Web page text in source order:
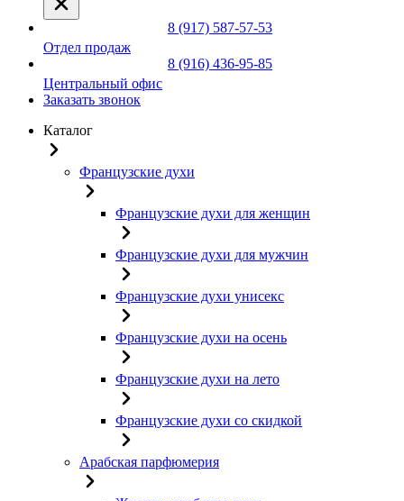
8 (917) 587-57-53
Отдел продаж
8 (916) 436-95-85
Центральный офис
Заказать звонок
Каталог
Французские духи
Французские духи для женщин
Французские духи для мужчин
Французские духи унисекс
Французские духи на осень
Французские духи на лето
Французские духи со скидкой
Арабская парфюмерия